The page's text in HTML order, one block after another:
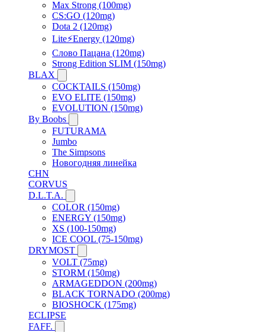
Max Strong (100mg)
CS:GO (120mg)
Dota 2 (120mg)
Lite⚡Energy (120mg)
Слово Пацана (120mg)
Strong Edition SLIM (150mg)
BLAX
COCKTAILS (150mg)
EVO ELITE (150mg)
EVOLUTION (150mg)
By Boobs
FUTURAMA
Jumbo
The Simpsons
Новогодняя линейка
CHN
CORVUS
D.L.T.A.
COLOR (150mg)
ENERGY (150mg)
XS (100-150mg)
ICE COOL (75-150mg)
DRYMOST
VOLT (75mg)
STORM (150mg)
ARMAGEDDON (200mg)
BLACK TORNADO (200mg)
BIOSHOCK (175mg)
ECLIPSE
FAFF.